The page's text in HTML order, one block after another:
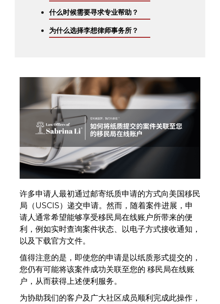
什么时候需要寻求专业帮助？
为什么选择李想律师事务所？
许多申请人最初通过邮寄纸质申请的方式向美国移民
局（USCIS）递交申请。然而，随着案件进展，申
请人通常希望能够享受移民局在线账户所带来的便
利，例如实时查询案件状态、以电子方式接收通知，
以及下载官方文件。
值得注意的是，即使您的申请是以纸质形式提交的，
您仍有可能将该案件成功关联至您的 移民局在线账
户，从而获得上述便利服务。
为协助我们的客户及广大社区成员顺利完成此操作，